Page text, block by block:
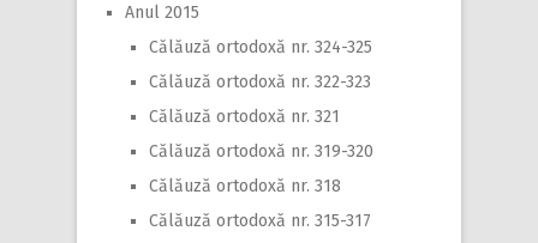
Anul 2015
Călăuză ortodoxă nr. 324-325
Călăuză ortodoxă nr. 322-323
Călăuză ortodoxă nr. 321
Călăuză ortodoxă nr. 319-320
Călăuză ortodoxă nr. 318
Călăuză ortodoxă nr. 315-317